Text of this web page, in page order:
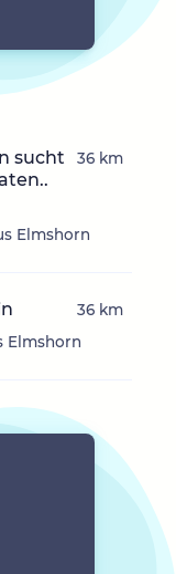
sucht
Elmshorn
36 km
Elmshorn
36 km